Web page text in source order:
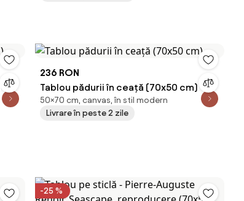
236 RON
Tablou pădurii în ceață (70x50 cm)
50×70 cm, canvas, în stil modern
Livrare în peste 2 zile
-25 %